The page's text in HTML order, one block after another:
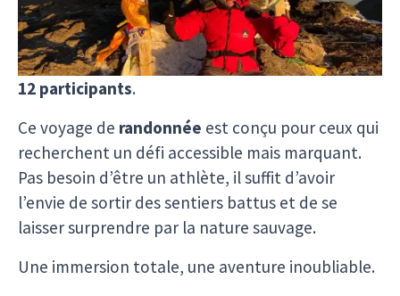
d’émotions intenses. Accompagnés deguides
locauxpassionnés, vous vivrez une aventure
authentique dans un petit groupe de maximum
12 participants.
Ce voyage de randonnée est conçu pour ceux qui
recherchent un défi accessible mais marquant.
Pas besoin d’être un athlète, il suffit d’avoir
l’envie de sortir des sentiers battus et de se
laisser surprendre par la nature sauvage.
Une immersion totale, une aventure inoubliable.